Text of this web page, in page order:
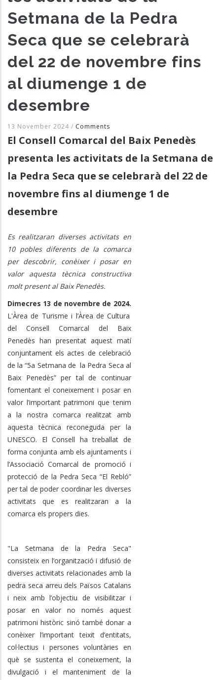
Setmana de la Pedra
Seca que se celebrarà
del 22 de novembre fins
al diumenge 1 de
desembre
13 November 2024 / Comments
El Consell Comarcal del Baix Penedès
presenta les activitats de la Setmana de
la Pedra Seca que se celebrarà del 22 de
novembre fins al diumenge 1 de
desembre
Es realitzaran diverses activitats en
10 pobles diferents de la comarca
per descobrir, conèixer i posar en
valor aquesta tècnica constructiva
molt present al Baix Penedès.
Dimecres 13 de novembre de 2024.
L'Àrea de Turisme i l’Àrea de Cultura
del Consell Comarcal del Baix
Penedès han presentat aquest matí
conjuntament els actes de celebració
de la “5a Setmana de la Pedra Seca al
Baix Penedès” per tal de continuar
fomentant el coneixement i posar en
valor l’important patrimoni que tenim
a la nostra comarca realitzat amb
aquesta tècnica reconeguda per la
UNESCO. El Consell ha treballat de
forma conjunta amb els ajuntaments i
l’Associació Comarcal de promoció i
protecció de la Pedra Seca “El Rebló”
per tal de poder coordinar les diverses
activitats que es realitzaran a la
comarca els propers dies.
"La Setmana de la Pedra Seca"
consisteix en l’organització i difusió de
diverses activitats relacionades amb la
pedra seca arreu dels Països Catalans
i neix amb l’objectiu de visibilitzar i
posar en valor no només aquest
patrimoni històric sinó també donar a
conèixer l’important teixit d’entitats,
col·lectius i persones voluntàries en
què se sustenta el coneixement, la
divulgació i el manteniment de la